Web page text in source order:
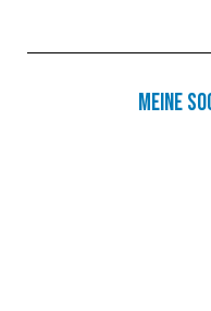
Meine